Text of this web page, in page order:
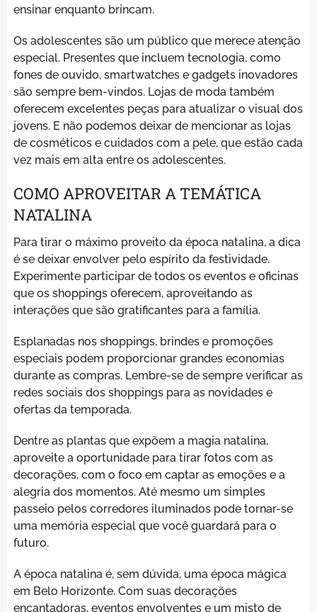
ensinar enquanto brincam.
Os adolescentes são um público que merece atenção
especial. Presentes que incluem tecnologia, como
fones de ouvido, smartwatches e gadgets inovadores
são sempre bem-vindos. Lojas de moda também
oferecem excelentes peças para atualizar o visual dos
jovens. E não podemos deixar de mencionar as lojas
de cosméticos e cuidados com a pele, que estão cada
vez mais em alta entre os adolescentes.
COMO APROVEITAR A TEMÁTICA
NATALINA
Para tirar o máximo proveito da época natalina, a dica
é se deixar envolver pelo espírito da festividade.
Experimente participar de todos os eventos e oficinas
que os shoppings oferecem, aproveitando as
interações que são gratificantes para a família.
Esplanadas nos shoppings, brindes e promoções
especiais podem proporcionar grandes economias
durante as compras. Lembre-se de sempre verificar as
redes sociais dos shoppings para as novidades e
ofertas da temporada.
Dentre as plantas que expõem a magia natalina,
aproveite a oportunidade para tirar fotos com as
decorações, com o foco em captar as emoções e a
alegria dos momentos. Até mesmo um simples
passeio pelos corredores iluminados pode tornar-se
uma memória especial que você guardará para o
futuro.
A época natalina é, sem dúvida, uma época mágica
em Belo Horizonte. Com suas decorações
encantadoras, eventos envolventes e um misto de